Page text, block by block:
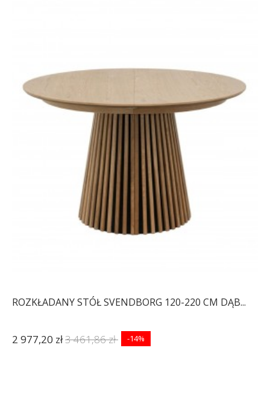
ROZKŁADANY STÓŁ SVENDBORG 120-220 CM DĄB...
2 977,20 zł3 461,86 zł -14%